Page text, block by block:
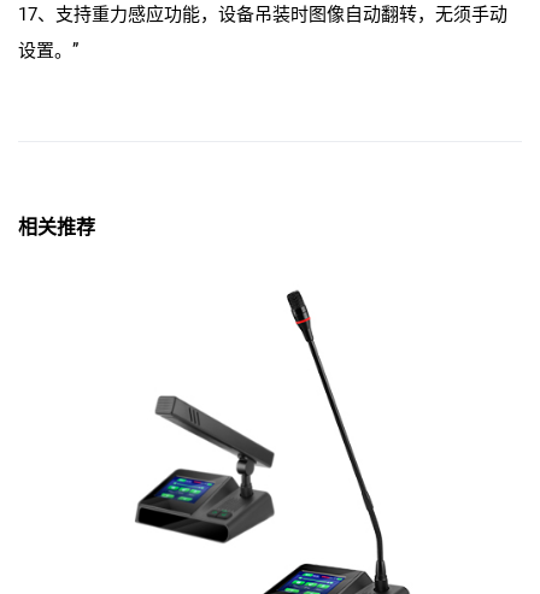
17、支持重力感应功能，设备吊装时图像自动翻转，无须手动
设置。”
相关推荐